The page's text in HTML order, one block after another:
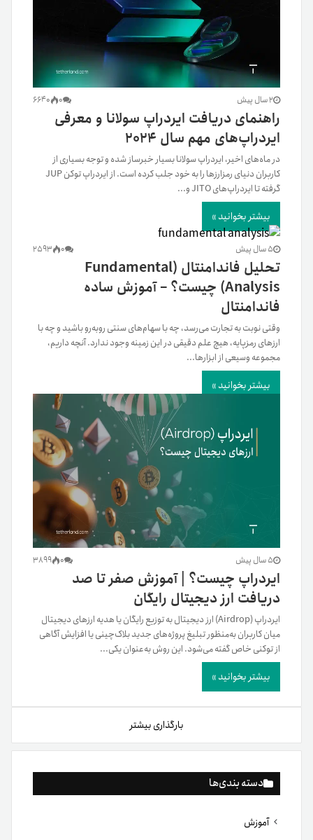
دسته بندی‌ها
آموزش
2 سال پیش 0
6640
راهنمای دریافت ایردراپ‌ سولانا و معرفی
ایردراپ‌های مهم‌ سال ۲۰۲۴
در ماه‌های اخیر، ایردراپ سولانا بسیار خبرساز شده‌ و توجه بسیاری از
کاربران دنیای رمزارزها را به خود جلب کرده‌ است. از ایردراپ توکن JUP
گرفته تا ایردراپ‌های JITO و...
بیشتر بخوانید »
5 سال پیش 0
2593
تحلیل فاندامنتال (Fundamental
Analysis) چیست؟ – آموزش ساده
فاندامنتال
وقتی نوبت به تجارت می‌رسد، چه با سهام‌های سنتی روبه‌رو باشید و چه با
ارزهای رمزپایه، هیچ علم دقیقی در این زمینه وجود ندارد. آنچه داریم،
مجموعه وسیعی از ابزارها...
بیشتر بخوانید »
5 سال پیش 0
3899
ایردراپ چیست؟ | آموزش صفر تا صد
دریافت ارز دیجیتال رایگان
ایردراپ (Airdrop) ارز دیجیتال به توزیع رایگان یا هدیه ارزهای دیجیتال
میان کاربران به‌منظور تبلیغ پروژه‌های جدید بلاک‌چینی یا افزایش آگاهی
از توکنی خاص گفته می‌شود. این روش به‌عنوان یکی...
بیشتر بخوانید »
بارگذاری بیشتر